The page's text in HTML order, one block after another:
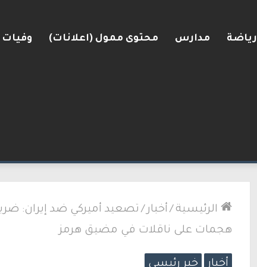
رياضة مدارس محتوى ممول (اعلانات) وفيات
الرئيسية / أخبار / تصعيد أميركي ضد إيران:
هجمات على ناقلات في مضيق هرمز
أخبار خبر رئيسي